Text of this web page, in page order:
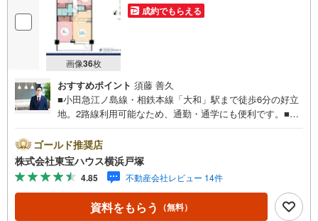
画像36枚
成約でもらえる
おすすめポイント 須藤 善久
■小田急江ノ島線・相鉄本線「大和」駅まで徒歩6分の好立
地。2路線利用可能なため、通勤・通学にも便利です。■室
れ変わりました。新生活を気持ちよくスタートできます♪■
生活に必要な施設が近所に揃っています＝＝＝＝＝＝＝＝
＝＝＝＝＝＝＝＝＝【東宝ハウス横浜戸塚】提携銀行 じぶ
ん銀行利用可 *がん100％保証団信＋全疾病保障付き＝＝＝
＝＝＝＝＝＝＝＝＝＝＝＝＝＝○現地見学会（事前に必ずお
問い合わせください）毎日、ご見学・ご相談が可能です。
ゴールド推奨店
株式会社東宝ハウス横浜戸塚
4.85 不動産会社レビュー 14件
資料をもらう （無料）